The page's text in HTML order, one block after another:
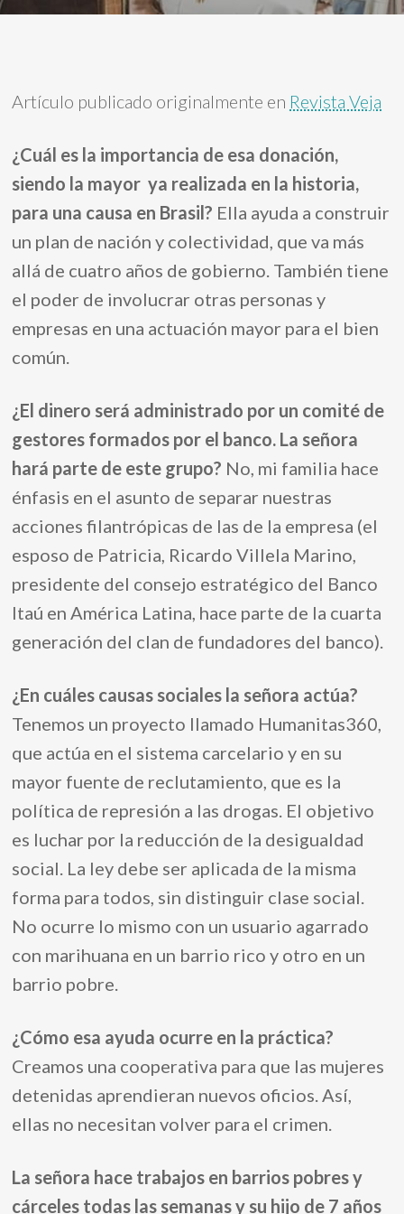
Artículo publicado originalmente en Revista Veja
¿Cuál es la importancia de esa donación,
siendo la mayor ya realizada en la historia,
para una causa en Brasil? Ella ayuda a construir
un plan de nación y colectividad, que va más
allá de cuatro años de gobierno. También tiene
el poder de involucrar otras personas y
empresas en una actuación mayor para el bien
común.
¿El dinero será administrado por un comité de
gestores formados por el banco. La señora
hará parte de este grupo? No, mi familia hace
énfasis en el asunto de separar nuestras
acciones filantrópicas de las de la empresa (el
esposo de Patricia, Ricardo Villela Marino,
presidente del consejo estratégico del Banco
Itaú en América Latina, hace parte de la cuarta
generación del clan de fundadores del banco).
¿En cuáles causas sociales la señora actúa?
Tenemos un proyecto llamado Humanitas360,
que actúa en el sistema carcelario y en su
mayor fuente de reclutamiento, que es la
política de represión a las drogas. El objetivo
es luchar por la reducción de la desigualdad
social. La ley debe ser aplicada de la misma
forma para todos, sin distinguir clase social.
No ocurre lo mismo con un usuario agarrado
con marihuana en un barrio rico y otro en un
barrio pobre.
¿Cómo esa ayuda ocurre en la práctica?
Creamos una cooperativa para que las mujeres
detenidas aprendieran nuevos oficios. Así,
ellas no necesitan volver para el crimen.
La señora hace trabajos en barrios pobres y
cárceles todas las semanas y su hijo de 7 años